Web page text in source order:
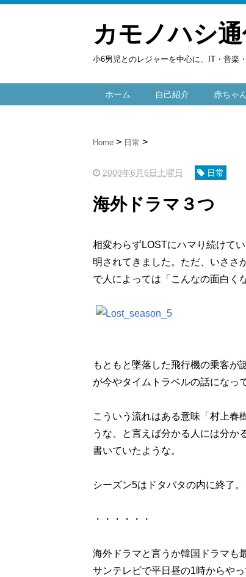
カモノハシ
小6男児とのレジャーを中心に、IT・音楽
ホーム 自己紹介 赤ちゃ
Home 日常
2009年6月6日土曜日 日常
海外ドラマ３つ
相変わらずLOSTにハマり続けて
明されてきました。ただ、いさ
で人によっては「こんなの面白く
もともと墜落した飛行機の乗客が
が今やタイムトラベルの話になっ
こういう流れはある意味「村上春
うな、と言えば分かる人には分か
書いていたような。
シーズン5はドタバタの内に終了
・・・・・・
海外ドラマと言うか韓国ドラマも
サンテレビで平日昼の1時からや